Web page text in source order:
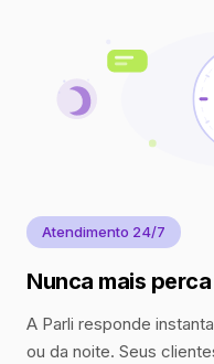
Atendimento 24/7
Nunca mais
A Parli responde
ou da noite. Seus